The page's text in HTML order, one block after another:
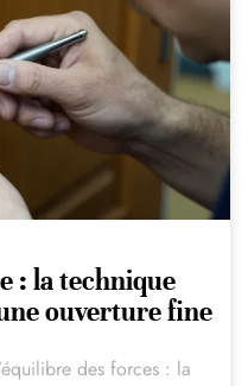
: la technique
ouverture fine
des forces : la